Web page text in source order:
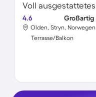
4.6 Großartig
Olden, Stryn, Norwegen
Terrasse/Balkon